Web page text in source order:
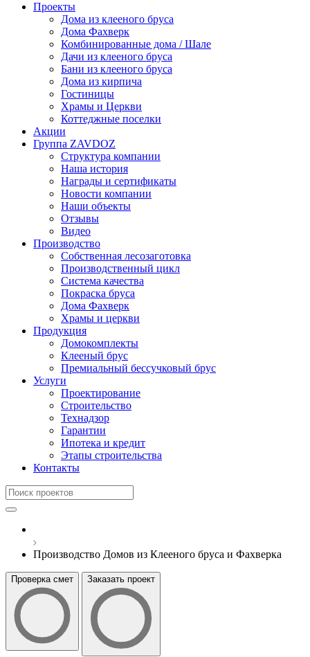
Проекты
Дома из клееного бруса
Дома Фахверк
Комбинированные дома / Шале
Дачи из клееного бруса
Бани из клееного бруса
Дома из кирпича
Гостиницы
Храмы и Церкви
Коттеджные поселки
Акции
Группа ZAVDOZ
Структура компании
Наша история
Награды и сертификаты
Новости компании
Наши объекты
Отзывы
Видео
Производство
Собственная лесозаготовка
Производственный цикл
Система качества
Покраска бруса
Дома Фахверк
Храмы и церкви
Продукция
Домокомплекты
Клееный брус
Премиальный бессучковый брус
Услуги
Проектирование
Строительство
Технадзор
Гарантии
Ипотека и кредит
Этапы строительства
Контакты
Производство Домов из Клееного бруса и Фахверка
Проверка смет Заказать проект